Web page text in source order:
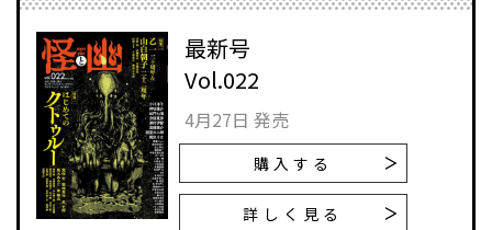
最新号
Vol.022
4月27日 発売
購入する
詳しく見る